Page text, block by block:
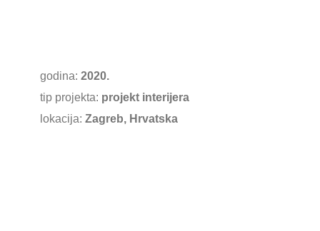
godina:2020.
tip projekta: projekt interijera
lokacija:Zagreb, Hrvatska